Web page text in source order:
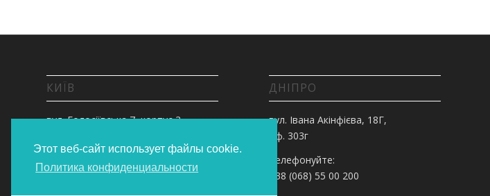
КИЇВ
вул. Голосіївська 7, корпус 3,
Телефонуйте:
+38 (068) 55 00 200
ДНІПРО
вул. Івана Акінфієва, 18Г,
оф. 303г
Телефонуйте:
+38 (068) 55 00 200
Этот веб-сайт использует файлы cookie.
Политика конфиденциальности